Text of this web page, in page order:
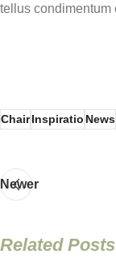
tellus condimentum
ChairInspiratioNews
Newer
Related Posts